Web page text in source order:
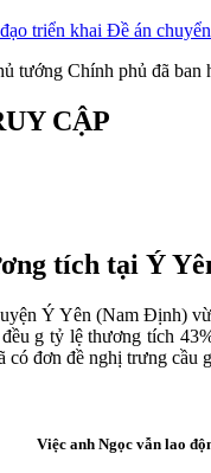
triển khai Đề án
tướng Chính phủ đã ban
CẬP
tích tại Ý
Ý Yên (Nam Định)
g tỷ lệ thương tích
có đơn đề nghị trưng
Việc anh Ngọc vẫn lao